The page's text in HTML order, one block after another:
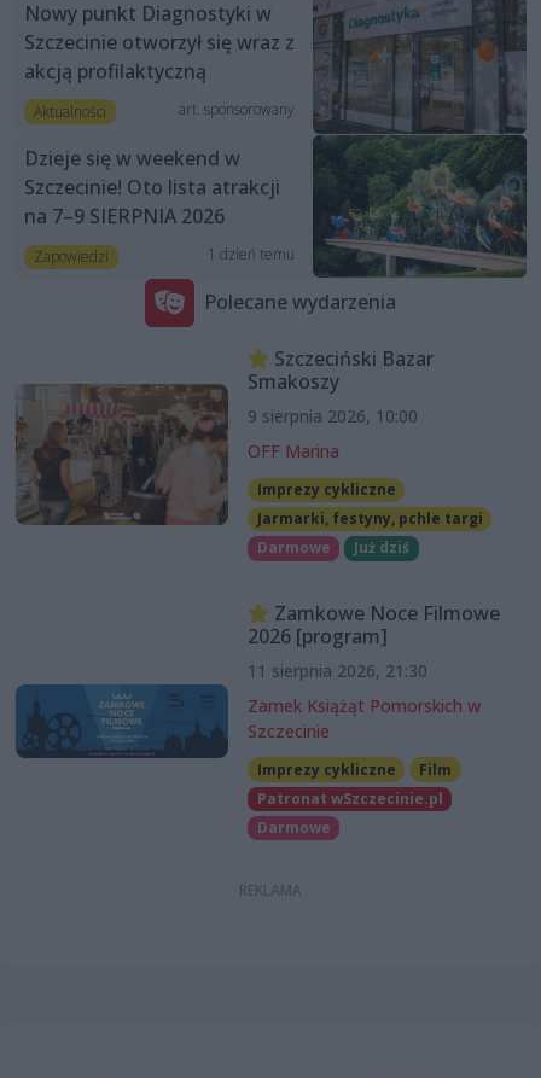
Nowy punkt Diagnostyki w
Szczecinie otworzył się wraz z
akcją profilaktyczną
Aktualności art. sponsorowany
Dzieje się w weekend w
Szczecinie! Oto lista atrakcji
na 7–9 SIERPNIA 2026
Zapowiedzi 1 dzień temu
Polecane wydarzenia
Szczeciński Bazar
Smakoszy
9 sierpnia 2026, 10:00
OFF Marina
Imprezy cykliczne
Jarmarki, festyny, pchle targi
Darmowe
Już dziś
Zamkowe Noce Filmowe
2026 [program]
11 sierpnia 2026, 21:30
Zamek Książąt Pomorskich w
Szczecinie
Imprezy cykliczne
Film
Patronat wSzczecinie.pl
Darmowe